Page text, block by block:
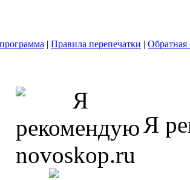
| Правила перепечатки | Обратная
Я